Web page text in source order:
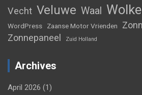
Vecht Veluwe Waal
WordPress Zaanse Motor Vrienden
Zonnepaneel
Zuid Holland
Archives
April 2026 (1)